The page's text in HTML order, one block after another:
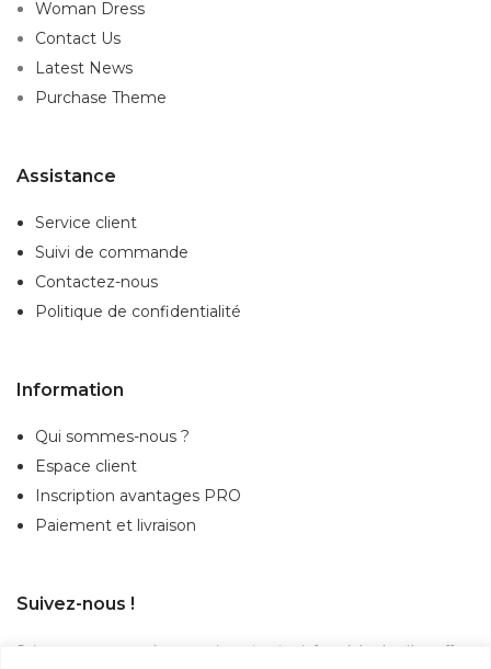
Woman Dress
Contact Us
Latest News
Purchase Theme
Assistance
Service client
Suivi de commande
Contactez-nous
Politique de confidentialité
Information
Qui sommes-nous ?
Espace client
Inscription avantages PRO
Paiement et livraison
Suivez-nous !
Suivez-nous sur nos réseaux sociaux et restez informé des dernières offres,